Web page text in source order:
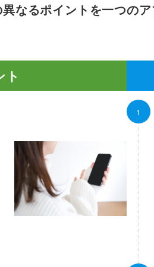
なるポイントを一つの
ト